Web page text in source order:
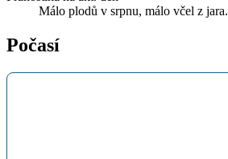
Málo plodů v srpnu, málo včel z jara.
Počasí